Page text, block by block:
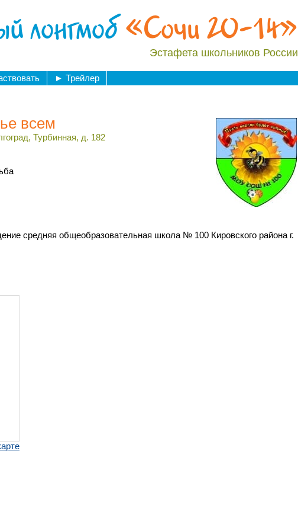
лонгмоб«Сочи 20-14»
Эстафета школьников России
► Трейлер
всем
Турбинная, д. 182
средняя общеобразовательная школа № 100 Кировского района г.